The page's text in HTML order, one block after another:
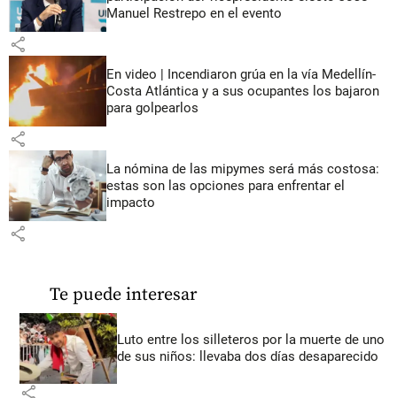
Manuel Restrepo en el evento
share
En video | Incendiaron grúa en la vía Medellín-
Costa Atlántica y a sus ocupantes los bajaron
para golpearlos
share
La nómina de las mipymes será más costosa:
estas son las opciones para enfrentar el
impacto
share
Te puede interesar
Luto entre los silleteros por la muerte de uno
de sus niños: llevaba dos días desaparecido
share